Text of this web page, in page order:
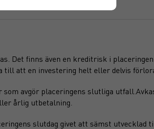
Det finns även en kreditrisk i
att en investering helt eller delvis
avgör placeringens slutliga
årlig utbetalning.
slutdag givet att sämst utvecklad